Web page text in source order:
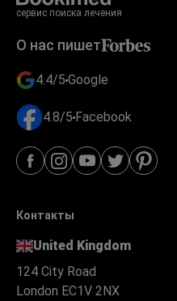
сервис поиска лечения
О нас пишет
4.4/5 Google
4.8/5 Facebook
Контакты
United Kingdom
124 City Road
London EC1V 2NX